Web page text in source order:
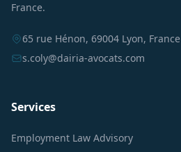
France.
65 rue Hénon, 69004 Lyon, France
s.coly@dairia-avocats.com
Services
Employment Law Advisory